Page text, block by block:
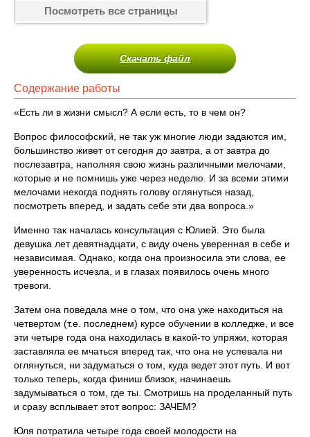
Посмотреть все страницы
Скачать файл
Содержание работы
«Есть ли в жизни смысл? А если есть, то в чем он?
Вопрос философский, не так уж многие люди задаются им,
большинство живет от сегодня до завтра, а от завтра до
послезавтра, наполняя свою жизнь различными мелочами,
которые и не помнишь уже через неделю. И за всеми этими
мелочами некогда поднять голову оглянуться назад,
посмотреть вперед, и задать себе эти два вопроса.»
Именно так началась консультация с Юлией. Это была
девушка лет девятнадцати, с виду очень уверенная в себе и
независимая. Однако, когда она произносила эти слова, ее
уверенность исчезла, и в глазах появилось очень много
тревоги.
Затем она поведала мне о том, что она уже находиться на
четвертом (т.е. последнем) курсе обучении в колледже, и все
эти четыре года она находилась в какой-то упряжи, которая
заставляла ее мчаться вперед так, что она не успевала ни
оглянуться, ни задуматься о том, куда ведет этот путь. И вот
только теперь, когда финиш близок, начинаешь
задумываться о том, где ты. Смотришь на проделанный путь
и сразу всплывает этот вопрос: ЗАЧЕМ?
Юля потратила четыре года своей молодости на